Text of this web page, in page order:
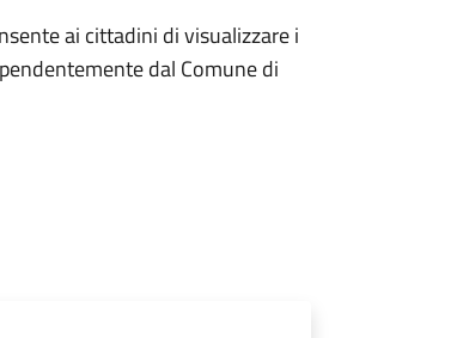
ai cittadini di visualizzare i
dal Comune di